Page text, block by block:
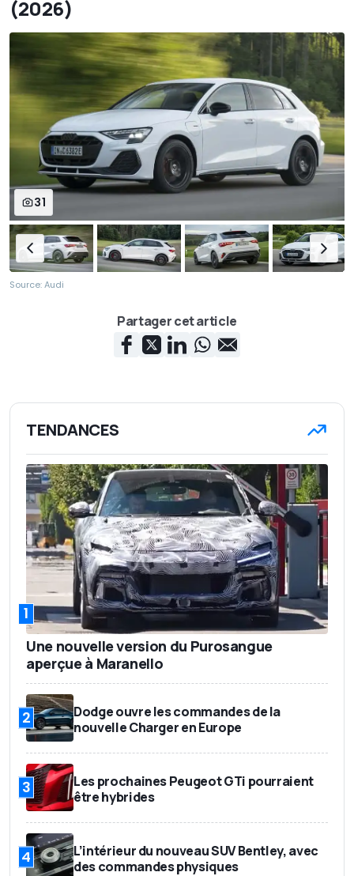
(2026)
31
Source: Audi
Partager cet article
TENDANCES
1
Une nouvelle version du Purosangue
aperçue à Maranello
2
Dodge ouvre les commandes de la
nouvelle Charger en Europe
3
Les prochaines Peugeot GTi pourraient
être hybrides
4
L’intérieur du nouveau SUV Bentley, avec
des commandes physiques